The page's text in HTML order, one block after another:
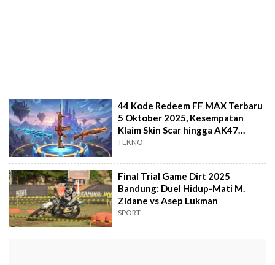
44 Kode Redeem FF MAX Terbaru
5 Oktober 2025, Kesempatan
Klaim Skin Scar hingga AK47
Gratis
TEKNO
Final Trial Game Dirt 2025
Bandung: Duel Hidup-Mati M.
Zidane vs Asep Lukman
SPORT